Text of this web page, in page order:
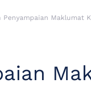
Penyampaian Maklumat